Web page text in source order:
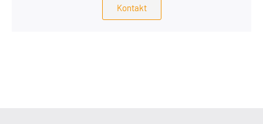
Kontakt